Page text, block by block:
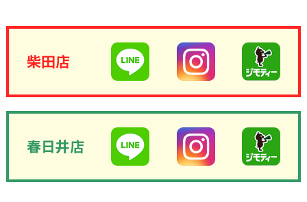
柴田店
春日井店